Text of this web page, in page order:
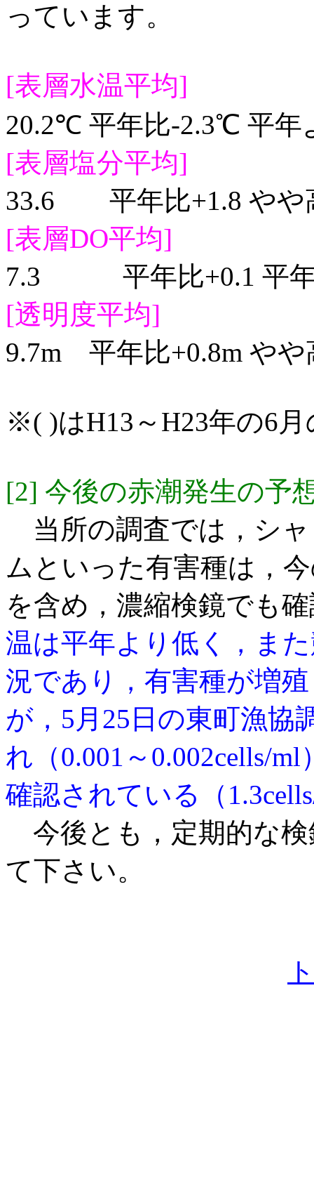
っています。
[表層水温平均]
20.2℃ 平年比-2.3℃ 平年
[表層塩分平均]
33.6 平年比+1.8 やや
[表層DO平均]
7.3 平年比+0.1 平年
[透明度平均]
9.7m 平年比+0.8m やや
※( )はH13～H23年の6
[2] 今後の赤潮発生の予
当所の調査では，シ
ムといった有害種は，
を含め，濃縮検鏡でも
温は平年より低く
，ま
況であ り，有害種が増
が，5月25日の東町漁協
れ（0.001～0.002cells/ml
確認されている（1.3cell
今後とも，定期的な
て下さい。